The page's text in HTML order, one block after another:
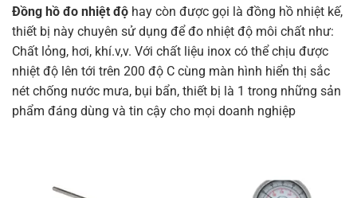
Đồng hồ đo nhiệt độ hay còn được gọi là đồng hồ nhiệt kế,
thiết bị này chuyên sử dụng để đo nhiệt độ môi chất như:
Chất lỏng, hơi, khí.v,v. Với chất liệu inox có thể chịu được
nhiệt độ lên tới trên 200 độ C cùng màn hình hiển thị sắc
nét chống nước mưa, bụi bẩn, thiết bị là 1 trong những sản
phẩm đáng dùng và tin cậy cho mọi doanh nghiệp